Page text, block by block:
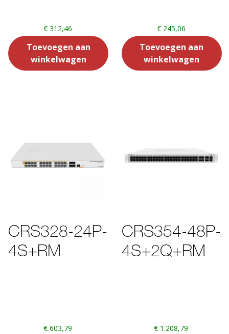
€ 312,46
Toevoegen aan
winkelwagen
€245,06
Toevoegen aan
winkelwagen
CRS328-24P-
4S+RM
€ 603,79
CRS354-48P-
4S+2Q+RM
€ 1.208,79